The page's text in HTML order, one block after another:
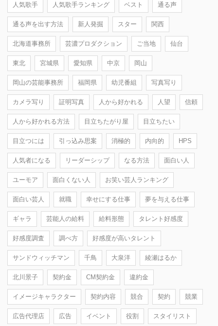
人気歌手 人気歌手ランキング ベスト 通る声
通る声を出す方法 新人発掘 スター 関西
北海道事務所 芸濃プロダクション ご当地 仙台
東北 宮城県 愛知県 中京 岡山
岡山の芸能事務所 福岡県 幼児番組 写真写り
カメラ写り 証明写真 人から好かれる 人望 信頼
人から好かれる方法 目立ちたがり屋 目立ちたい
目立つには 引っ込み思案 消極的 内向的 HPS
人気者になる リーダーシップ なる方法 面白い人
ユーモア 面白くない人 お笑い芸人ランキング
面白い芸人 就職 幸せにする仕事 夢を与える仕事
ギャラ 芸能人の給料 給料形態 タレント好感度
好感度調査 調べ方 好感度が高いタレント
サンドウィッチマン 千鳥 大泉洋 綾瀬はるか
北川景子 契約金 CM契約金 違約金
イメージキャラクター 契約内容 競合 契約 競業
広告代理店 広告 イベント 役割 スタイリスト